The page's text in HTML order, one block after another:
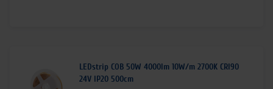
LEDstrip COB 50W 4000lm 10W/m 2700K CRI90
24V IP20 500cm